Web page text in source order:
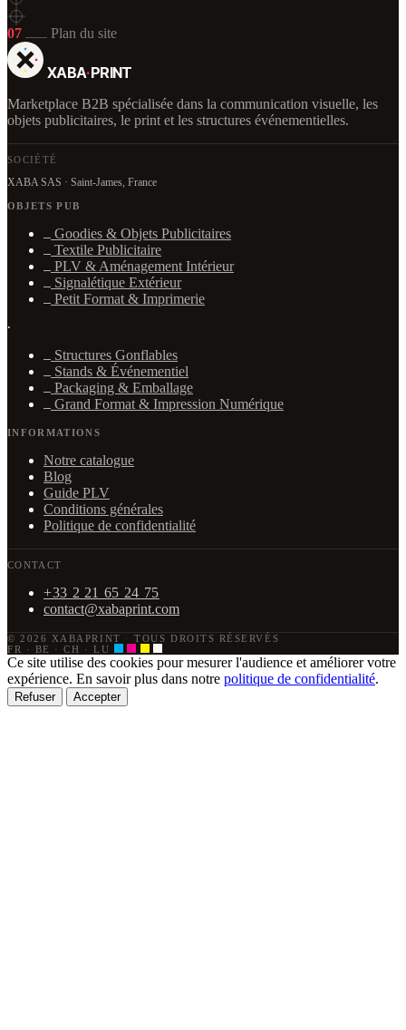
07 Plan du site
XABA·PRINT
Marketplace B2B spécialisée dans la communication visuelle, les
objets publicitaires, le print et les structures événementielles.
SOCIÉTÉ
XABA SAS · Saint-James, France
OBJETS PUB
Goodies & Objets Publicitaires
Textile Publicitaire
PLV & Aménagement Intérieur
Signalétique Extérieur
Petit Format & Imprimerie
·
Structures Gonflables
Stands & Événementiel
Packaging & Emballage
Grand Format & Impression Numérique
INFORMATIONS
Notre catalogue
Blog
Guide PLV
Conditions générales
Politique de confidentialité
CONTACT
+33 2 21 65 24 75
contact@xabaprint.com
© 2026 XABAPRINT ·
TOUS DROITS RÉSERVÉS
FR · BE · CH · LU
Ce site utilise des cookies pour mesurer l'audience et améliorer votre
expérience. En savoir plus dans notre politique de confidentialité.
Refuser Accepter